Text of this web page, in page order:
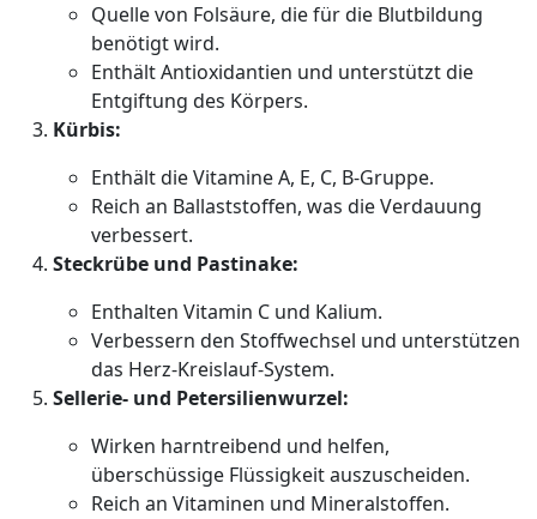
Quelle von Folsäure, die für die Blutbildung
benötigt wird.
Enthält Antioxidantien und unterstützt die
Entgiftung des Körpers.
Kürbis:
Enthält die Vitamine A, E, C, B-Gruppe.
Reich an Ballaststoffen, was die Verdauung
verbessert.
Steckrübe und Pastinake:
Enthalten Vitamin C und Kalium.
Verbessern den Stoffwechsel und unterstützen
das Herz-Kreislauf-System.
Sellerie- und Petersilienwurzel:
Wirken harntreibend und helfen,
überschüssige Flüssigkeit auszuscheiden.
Reich an Vitaminen und Mineralstoffen.